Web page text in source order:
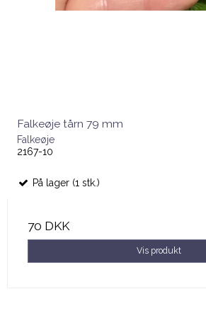
Falkeøje tårn 79 mm
Falkeøje
2167-10
På lager (1 stk.)
70 DKK
Vis produkt